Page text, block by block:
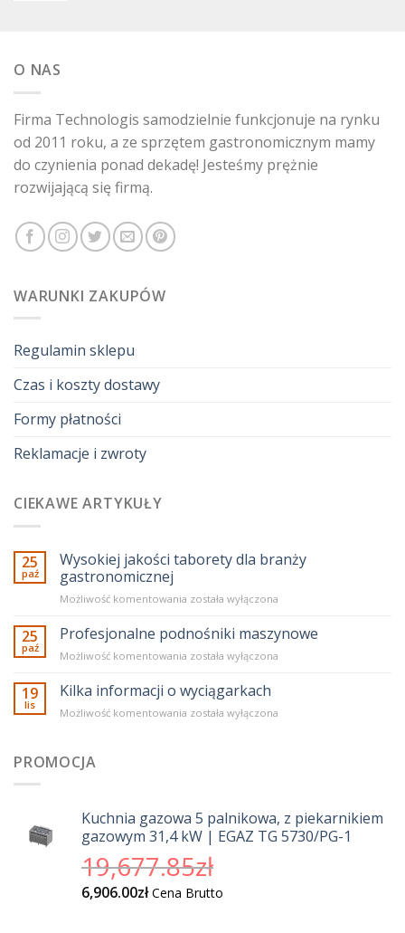
O NAS
Firma Technologis samodzielnie funkcjonuje na rynku
od 2011 roku, a ze sprzętem gastronomicznym mamy
do czynienia ponad dekadę! Jesteśmy prężnie
rozwijającą się firmą.
WARUNKI ZAKUPÓW
Regulamin sklepu
Czas i koszty dostawy
Formy płatności
Reklamacje i zwroty
CIEKAWE ARTYKUŁY
25
paź
Wysokiej jakości taborety dla branży
gastronomicznej
Możliwość komentowania Wysokiej
taborety
branży
została wyłączona
25
paź
Profesjonalne podnośniki maszynowe
Możliwość komentowania Profesjonalne
maszynowe
została wyłączona
19
lis
Kilka informacji o wyciągarkach
Możliwość komentowania Kilka
została wyłączona
PROMOCJA
Kuchnia gazowa 5 palnikowa, z piekarnikiem
gazowym 31,4 kW | EGAZ TG 5730/PG-1
19,677.85zł
wynosiła:
6,906.00złAktualna
Cena Brutto